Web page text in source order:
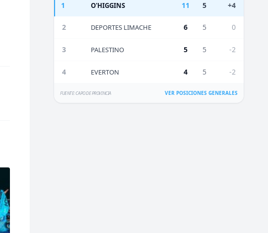
1 O'HIGGINS 11 5 +4
2 DEPORTES LIMACHE 6 5 0
3 PALESTINO 5 5 -2
4 EVERTON 4 5 -2
FUENTE: CAPO DE PROVINCIA VER POSICIONES GENERALES